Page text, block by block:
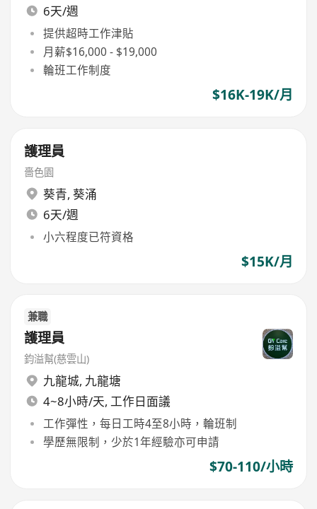
6天/週
提供超時工作津貼
月薪$16,000 - $19,000
輪班工作制度
$16K-19K/月
護理員
嗇色園
葵青, 葵涌
6天/週
小六程度已符資格
$15K/月
兼職
護理員
鈞溢幫(慈雲山)
九龍城, 九龍塘
4~8小時/天, 工作日面議
工作彈性，每日工時4至8小時，輪班制
學歷無限制，少於1年經驗亦可申請
$70-110/小時